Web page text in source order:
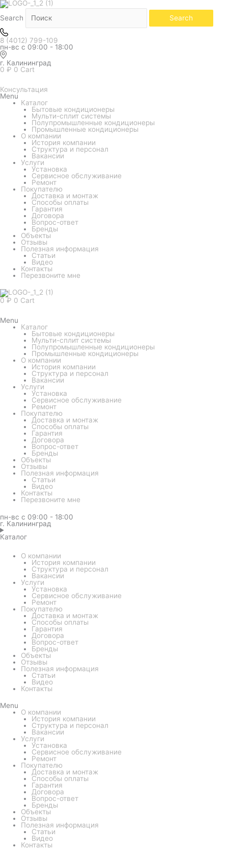
Search Search
8 (4012) 799-109
пн-вс с 09:00 - 18:00
г. Калининград
0 ₽ 0 Cart
Консультация
Menu
Каталог
Бытовые кондиционеры
Мульти-сплит системы
Полупромышленные кондиционеры
Промышленные кондиционеры
О компании
История компании
Структура и персонал
Вакансии
Услуги
Установка
Сервисное обслуживание
Ремонт
Покупателю
Доставка и монтаж
Способы оплаты
Гарантия
Договора
Вопрос-ответ
Бренды
Объекты
Отзывы
Полезная информация
Статьи
Видео
Контакты
Перезвоните мне
0 ₽ 0 Cart
Menu
Каталог
Бытовые кондиционеры
Мульти-сплит системы
Полупромышленные кондиционеры
Промышленные кондиционеры
О компании
История компании
Структура и персонал
Вакансии
Услуги
Установка
Сервисное обслуживание
Ремонт
Покупателю
Доставка и монтаж
Способы оплаты
Гарантия
Договора
Вопрос-ответ
Бренды
Объекты
Отзывы
Полезная информация
Статьи
Видео
Контакты
Перезвоните мне
пн-вс с 09:00 - 18:00
г. Калининград
Каталог
О компании
История компании
Структура и персонал
Вакансии
Услуги
Установка
Сервисное обслуживание
Ремонт
Покупателю
Доставка и монтаж
Способы оплаты
Гарантия
Договора
Вопрос-ответ
Бренды
Объекты
Отзывы
Полезная информация
Статьи
Видео
Контакты
Menu
О компании
История компании
Структура и персонал
Вакансии
Услуги
Установка
Сервисное обслуживание
Ремонт
Покупателю
Доставка и монтаж
Способы оплаты
Гарантия
Договора
Вопрос-ответ
Бренды
Объекты
Отзывы
Полезная информация
Статьи
Видео
Контакты
Белый Чёрный
Количество
товара
Кондиционер
Funai
серия
Akaya
Nero
RAC-
I-
AN35HP.D01